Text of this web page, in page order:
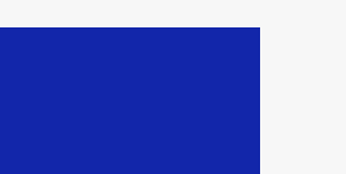
La Bolsa de Cereales de